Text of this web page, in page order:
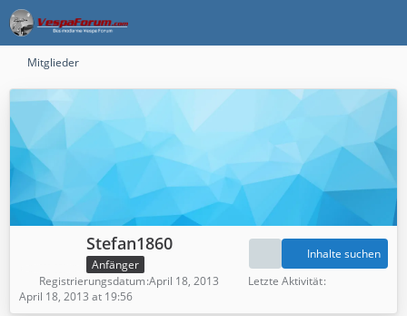
Mitglieder
Stefan1860
Anfänger
Inhalte suchen
Registrierungsdatum April 18, 2013
Letzte Aktivität
April 18, 2013 at 19:56